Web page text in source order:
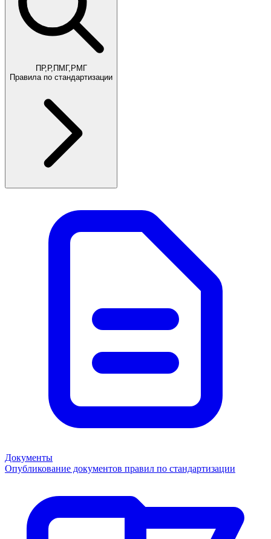
ПР,Р,ПМГ,РМГ
Правила по стандартизации
Документы
Опубликование документов правил по стандартизации